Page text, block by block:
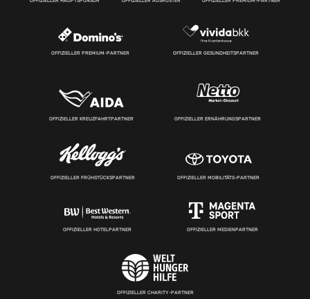
OFFIZIELLER PREMIUM-PARTNER OFFIZIELLER GESUNDHEITSPARTNER
OFFIZIELLER KREUZFAHRTPARTNER OFFIZIELLER ERNÄHRUNGSPARTNER
OFFIZIELLER FRÜHSTÜCKSPARTNER OFFIZIELLER MOBILITÄTS-PARTNER
OFFIZIELLER HOTELPARTNER OFFIZIELLER MEDIENPARTNER
OFFIZIELLER CHARITY-PARTNER